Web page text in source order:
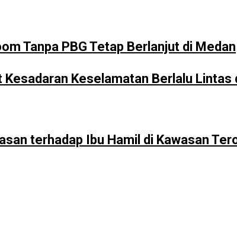
Tanpa PBG Tetap Berlanjut di Medan
Keselamatan Berlalu Lintas
terhadap Ibu Hamil di Kawasan